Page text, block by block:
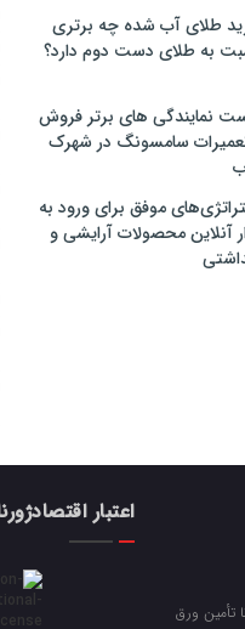
طلای آب شده چه برتری
به طلای دست دوم دارد؟
نمایندگی های برتر فروش
سامسونگ در شهرک
موفق برای ورود به
آنلاین محصولات آرایشی و
تأمین ورق
اعتبار